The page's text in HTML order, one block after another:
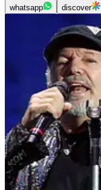
whatsapp discover